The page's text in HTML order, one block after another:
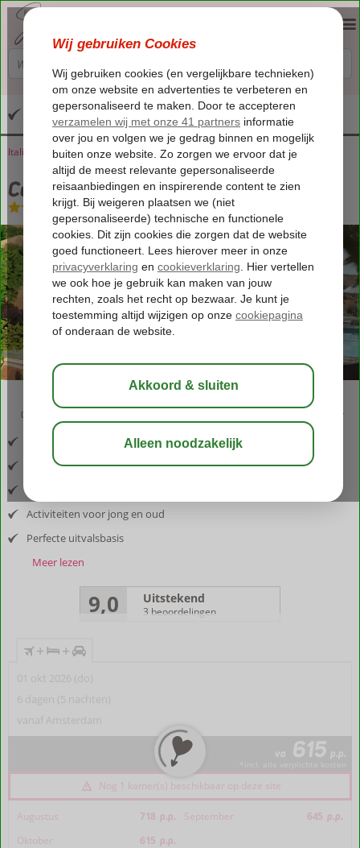
Altijd inclusief huurauto
Home
Italië Sicilië Caltagirone Colle San Mauro
Colle San Mauro
Logies-Bed & Breakfast
02:50 bewaar
Inclusief vlucht en huurauto
Op het Siciliaanse platteland
Activiteiten voor jong en oud
Perfecte uitvalsbasis
Meer lezen
9,0 Uitstekend
3 beoordelingen
+ +
01 okt 2026 (do)
6 dagen (5 nachten)
vanaf Amsterdam
va 615 p.p.
Nog 1 kamer(s) beschikbaar op deze site
Augustus 718 p.p. September 645 p.p.
Oktober
615 p.p.